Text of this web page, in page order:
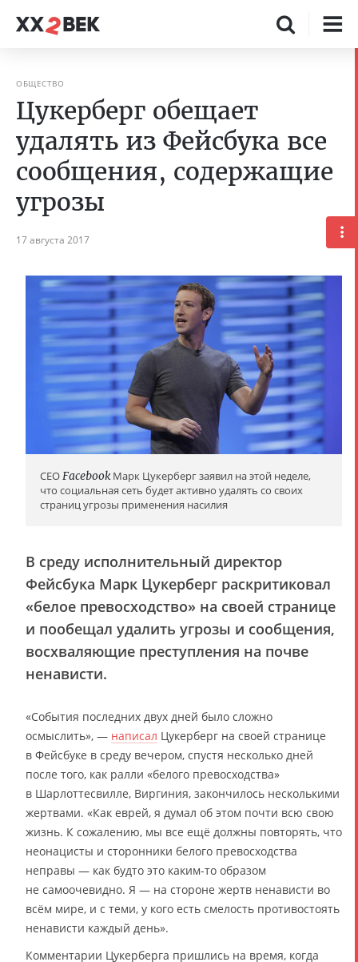
ОБЩЕСТВО
Цукерберг обещает
удалять из Фейсбука все
сообщения, содержащие
угрозы
17 августа 2017
CEOFacebookМарк Цукерберг заявил на этой неделе,
что социальная сеть будет активно удалять со своих
страниц угрозы применения насилия
В среду исполнительный директор
Фейсбука Марк Цукерберг раскритиковал
«белое превосходство» на своей странице
и пообещал удалить угрозы и сообщения,
восхваляющие преступления на почве
ненависти.
«События последних двух дней было сложно
осмыслить», — написал Цукерберг на своей странице
в Фейсбуке в среду вечером, спустя несколько дней
после того, как ралли «белого превосходства»
в Шарлоттеcвилле, Виргиния, закончилось несколькими
жертвами. «Как еврей, я думал об этом почти всю свою
жизнь. К сожалению, мы все ещё должны повторять, что
неонацисты и сторонники белого превосходства
неправы — как будто это каким-то образом
не самоочевидно. Я — на стороне жертв ненависти во
всём мире, и с теми, у кого есть смелость противостоять
ненависти каждый день».
Комментарии Цукерберга пришлись на время, когда